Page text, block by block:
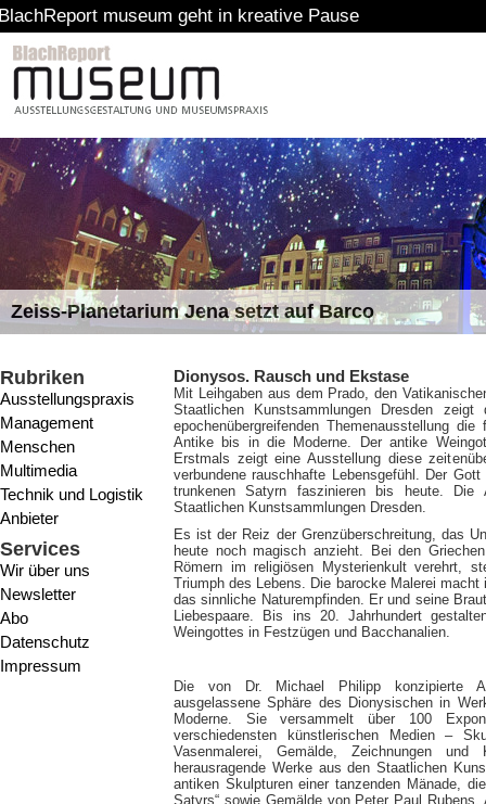
museum geht in kreative Pause
Zeiss-Planetarium Jena setzt auf Barco
Rubriken
Ausstellungspraxis
Management
Menschen
Multimedia
Technik und Logistik
Anbieter
Services
Wir über uns
Newsletter
Abo
Datenschutz
Impressum
Dionysos. Rausch und Ekstase
Mit Leihgaben aus dem Prado, den
Staatlichen Kunstsammlungen Dresden
epochenübergreifenden Themenausstellung
Antike bis in die Moderne. Der antike
Erstmals zeigt eine Ausstellung diese
verbundene rauschhafte Lebensgefühl. Der
trunkenen Satyrn faszinieren bis heute.
Staatlichen Kunstsammlungen Dresden.
Es ist der Reiz der Grenzüberschreitung, das
heute noch magisch anzieht. Bei den
Römern im religiösen Mysterienkult verehrt,
Triumph des Lebens. Die barocke Malerei
das sinnliche Naturempfinden. Er und seine
Liebespaare. Bis ins 20. Jahrhundert
Weingottes in Festzügen und Bacchanalien.
Die von Dr. Michael Philipp konzipierte
ausgelassene Sphäre des Dionysischen in
Moderne. Sie versammelt über 100
verschiedensten künstlerischen Medien –
Vasenmalerei, Gemälde, Zeichnungen
herausragende Werke aus den Staatlichen
antiken Skulpturen einer tanzenden Mänade,
Satyrs“ sowie Gemälde von Peter Paul